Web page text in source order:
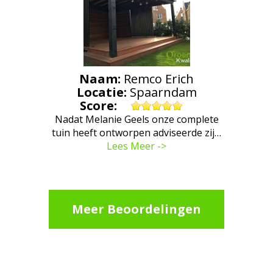
Naam: Remco Erich
Locatie: Spaarndam
Score:
Nadat Melanie Geels onze complete
tuin heeft ontworpen adviseerde zij…
Lees Meer ->
Meer Beoordelingen